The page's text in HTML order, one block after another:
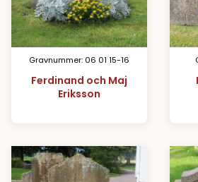
Gravnummer: 06 01 15-16
Ferdinand och Maj
Eriksson